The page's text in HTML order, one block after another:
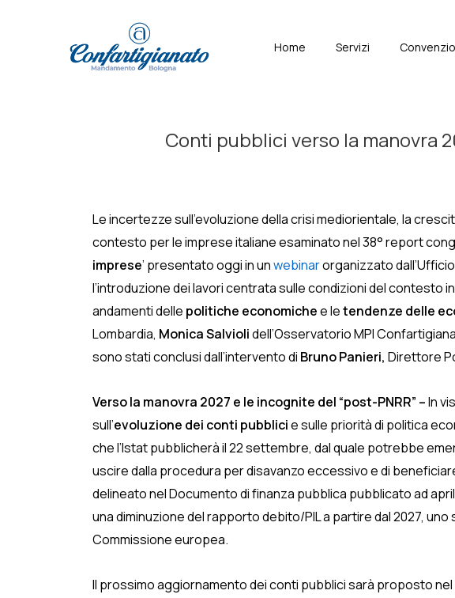
Menù
Home Servizi
Conti pubblici verso la manovra
Le incertezze sull’evoluzione della crisi mediorientale, la
contesto per le imprese italiane esaminato nel 38° report
imprese’ presentato oggi in unwebinarorganizzato
l’introduzione dei lavori centrata sulle condizioni del contesto
andamenti delle politiche economichee letendenze delle
Lombardia, Monica Salviolidell’Osservatorio MPI
sono stati conclusi dall’intervento di Bruno Panieri, Direttore
Verso la manovra 2027 e le incognite del “post-PNRR” –In
sull’evoluzione dei conti pubblicie sulle priorità di politica
che l’Istat pubblicherà il 22 settembre, dal quale potrebbe
uscire dalla procedura per disavanzo eccessivo e di
delineato nel Documento di finanza pubblica pubblicato ad
una diminuzione del rapporto debito/PIL a partire dal 2027,
Commissione europea.
Il prossimo aggiornamento dei conti pubblici sarà proposto